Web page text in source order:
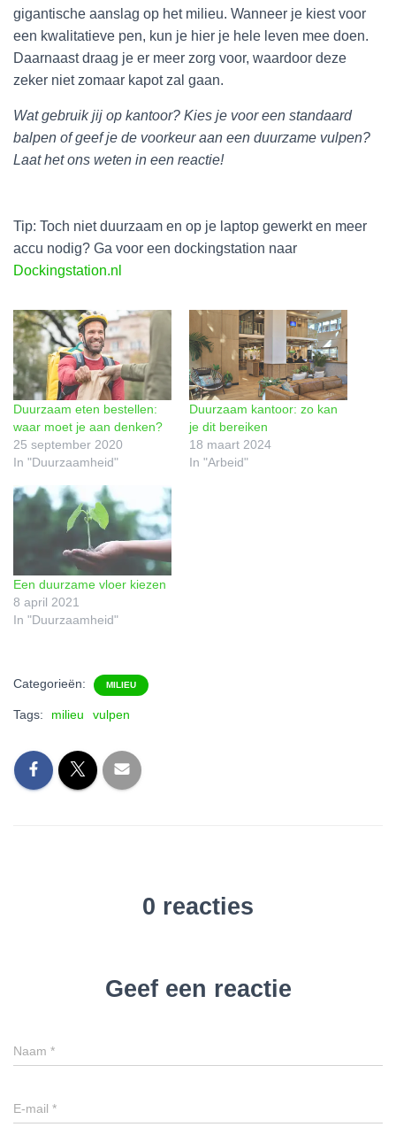
gigantische aanslag op het milieu. Wanneer je kiest voor
een kwalitatieve pen, kun je hier je hele leven mee doen.
Daarnaast draag je er meer zorg voor, waardoor deze
zeker niet zomaar kapot zal gaan.
Wat gebruik jij op kantoor? Kies je voor een standaard
balpen of geef je de voorkeur aan een duurzame vulpen?
Laat het ons weten in een reactie!
Tip: Toch niet duurzaam en op je laptop gewerkt en meer
accu nodig? Ga voor een dockingstation naar
Dockingstation.nl
Duurzaam eten bestellen:
waar moet je aan denken?
25 september 2020
In "Duurzaamheid"
Duurzaam kantoor: zo kan
je dit bereiken
18 maart 2024
In "Arbeid"
Een duurzame vloer kiezen
8 april 2021
In "Duurzaamheid"
Categorieën: MILIEU
Tags: milieu vulpen
0 reacties
Geef een reactie
Naam *
E-mail *